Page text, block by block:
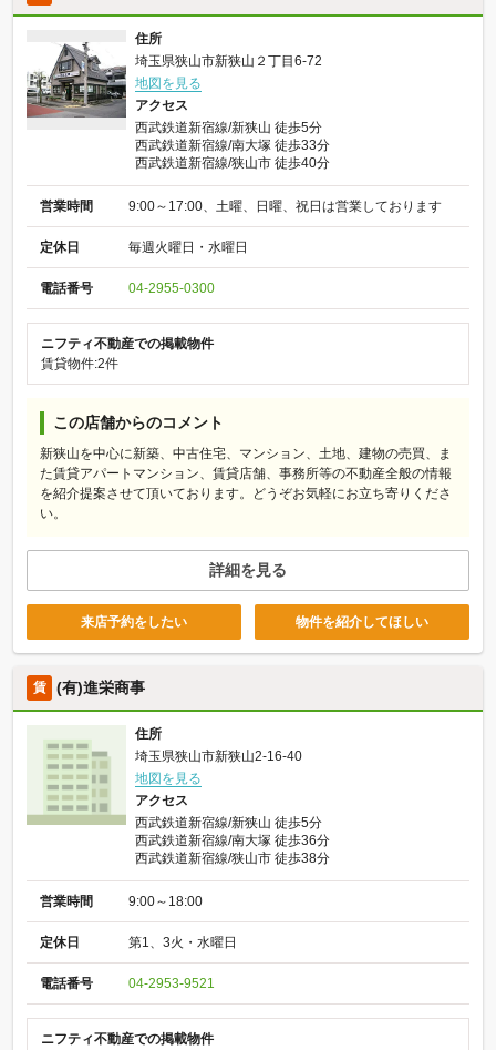
住所
埼玉県狭山市新狭山２丁目6-72
地図を見る
アクセス
西武鉄道新宿線/新狭山 徒歩5分
西武鉄道新宿線/南大塚 徒歩33分
西武鉄道新宿線/狭山市 徒歩40分
営業時間 9:00～17:00、土曜、日曜、祝日は営業しております
定休日 毎週火曜日・水曜日
電話番号 04-2955-0300
ニフティ不動産での掲載物件
賃貸物件:2件
この店舗からのコメント
新狭山を中心に新築、中古住宅、マンション、土地、建物の売買、ま
た賃貸アパートマンション、賃貸店舗、事務所等の不動産全般の情報
を紹介提案させて頂いております。どうぞお気軽にお立ち寄りくださ
い。
詳細を見る
来店予約をしたい 物件を紹介してほしい
賃 (有)進栄商事
住所
埼玉県狭山市新狭山2-16-40
地図を見る
アクセス
西武鉄道新宿線/新狭山 徒歩5分
西武鉄道新宿線/南大塚 徒歩36分
西武鉄道新宿線/狭山市 徒歩38分
営業時間 9:00～18:00
定休日 第1、3火・水曜日
電話番号 04-2953-9521
ニフティ不動産での掲載物件